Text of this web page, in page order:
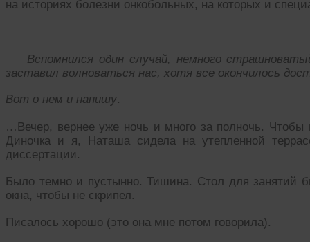
на историях болезни онкобольных, на которых и
Вспомнился один случай, немного
заставил волноваться нас, хотя все окончилось
Вот о нем и напишу.
…Вечер, вернее уже ночь и много за полночь.
Диночка и я, Наташа сидела на утепленной
диссертации.
Было темно и пустынно. Тишина. Стол для занятий
окна, чтобы не скрипел.
Писалось хорошо (это она мне потом говорила).